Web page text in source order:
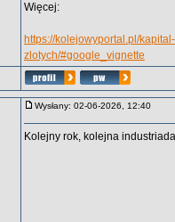
Więcej:
https://kolejowyportal.pl/
zlotych/#google_vignette
Wysłany: 02-06-2026, 12:40
Kolejny rok, kolejna